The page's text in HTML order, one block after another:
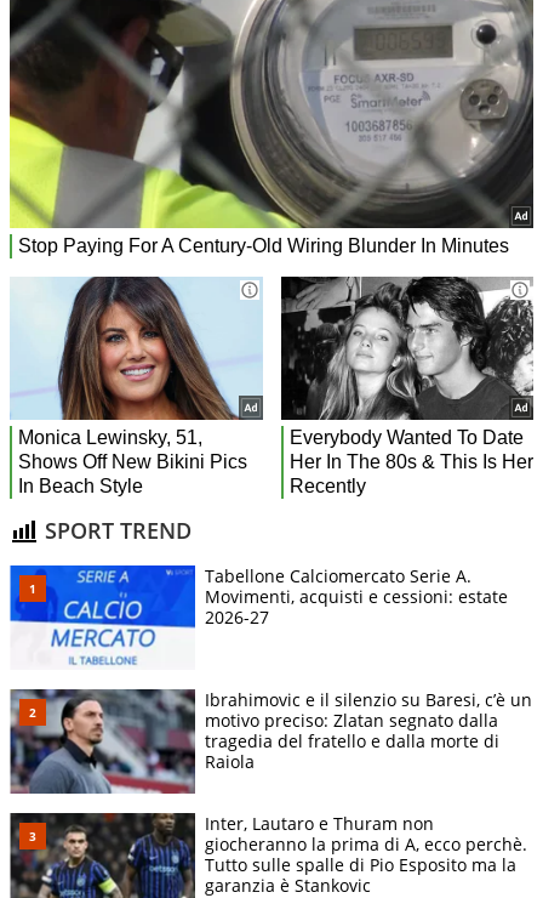
SPORT TREND
Tabellone Calciomercato Serie A.
Movimenti, acquisti e cessioni: estate
2026-27
Ibrahimovic e il silenzio su Baresi, c’è un
motivo preciso: Zlatan segnato dalla
tragedia del fratello e dalla morte di
Raiola
Inter, Lautaro e Thuram non
giocheranno la prima di A, ecco perchè.
Tutto sulle spalle di Pio Esposito ma la
garanzia è Stankovic